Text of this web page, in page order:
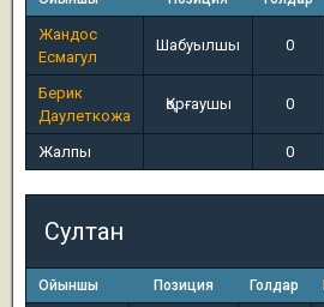
Жандос
Есмагул
Шабуылшы 0
Берик
Даулеткожа
Қорғаушы 0
Жалпы 0
Султан
Ойыншы Позиция Голдар